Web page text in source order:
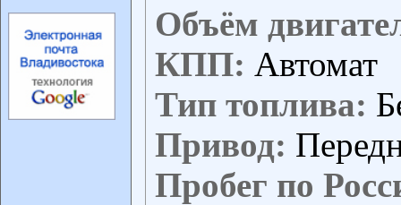
Объём
КПП: Автомат
Тип топлива:
Привод:
Пробег по